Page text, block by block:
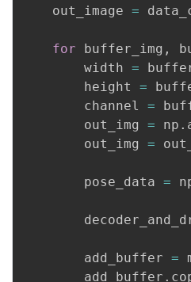
    out_image
=
for buffer_img ,
        width
=
        height
=
        channel
=
        out_img
= np .
        out_img
=
        pose_data
=
        add_buffer
=
        add_buffer
.